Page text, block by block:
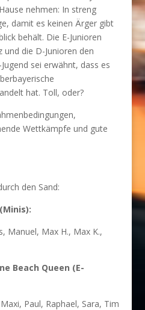
nehmen: In streng
damit es keinen Ärger gibt
behält. Die E-Junioren
die D-Junioren den
sei erwähnt, dass es
hat. Toll, oder?
Wettkämpfe und gute
den Sand:
Manuel, Max H., Max K.,
Beach Queen (E-
Paul, Raphael, Sara, Tim